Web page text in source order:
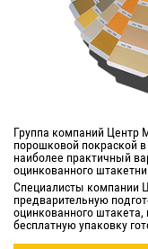
Группа компаний Центр
порошковой покраской
наиболее практичный
оцинкованного
Специалисты компании
предварительную
оцинкованного
бесплатную упаковку